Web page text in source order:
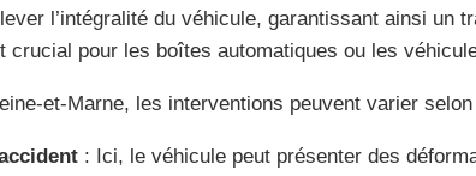
l’intégralité du véhicule, garantissant ainsi un
crucial pour les boîtes automatiques ou les
et-Marne, les interventions peuvent varier
: Ici, le véhicule peut présenter des